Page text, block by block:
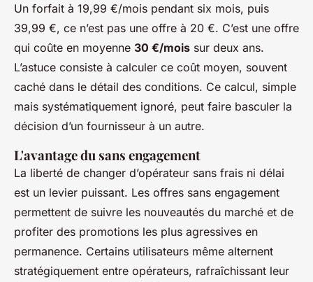
Un forfait à 19,99 €/mois pendant six mois, puis
39,99 €, ce n’est pas une offre à 20 €. C’est une offre
qui coûte en moyenne 30 €/mois sur deux ans.
L’astuce consiste à calculer ce coût moyen, souvent
caché dans le détail des conditions. Ce calcul, simple
mais systématiquement ignoré, peut faire basculer la
décision d’un fournisseur à un autre.
L'avantage du sans engagement
La liberté de changer d’opérateur sans frais ni délai
est un levier puissant. Les offres sans engagement
permettent de suivre les nouveautés du marché et de
profiter des promotions les plus agressives en
permanence. Certains utilisateurs même alternent
stratégiquement entre opérateurs, rafraîchissant leur